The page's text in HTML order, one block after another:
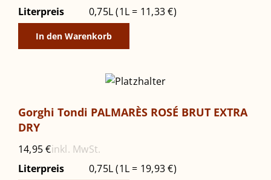
Literpreis
0,75L (1L = 11,33 €)
In den Warenkorb
Gorghi Tondi PALMARÈS ROSÉ BRUT EXTRA
DRY
14,95€inkl. MwSt.
Literpreis
0,75L (1L = 19,93 €)